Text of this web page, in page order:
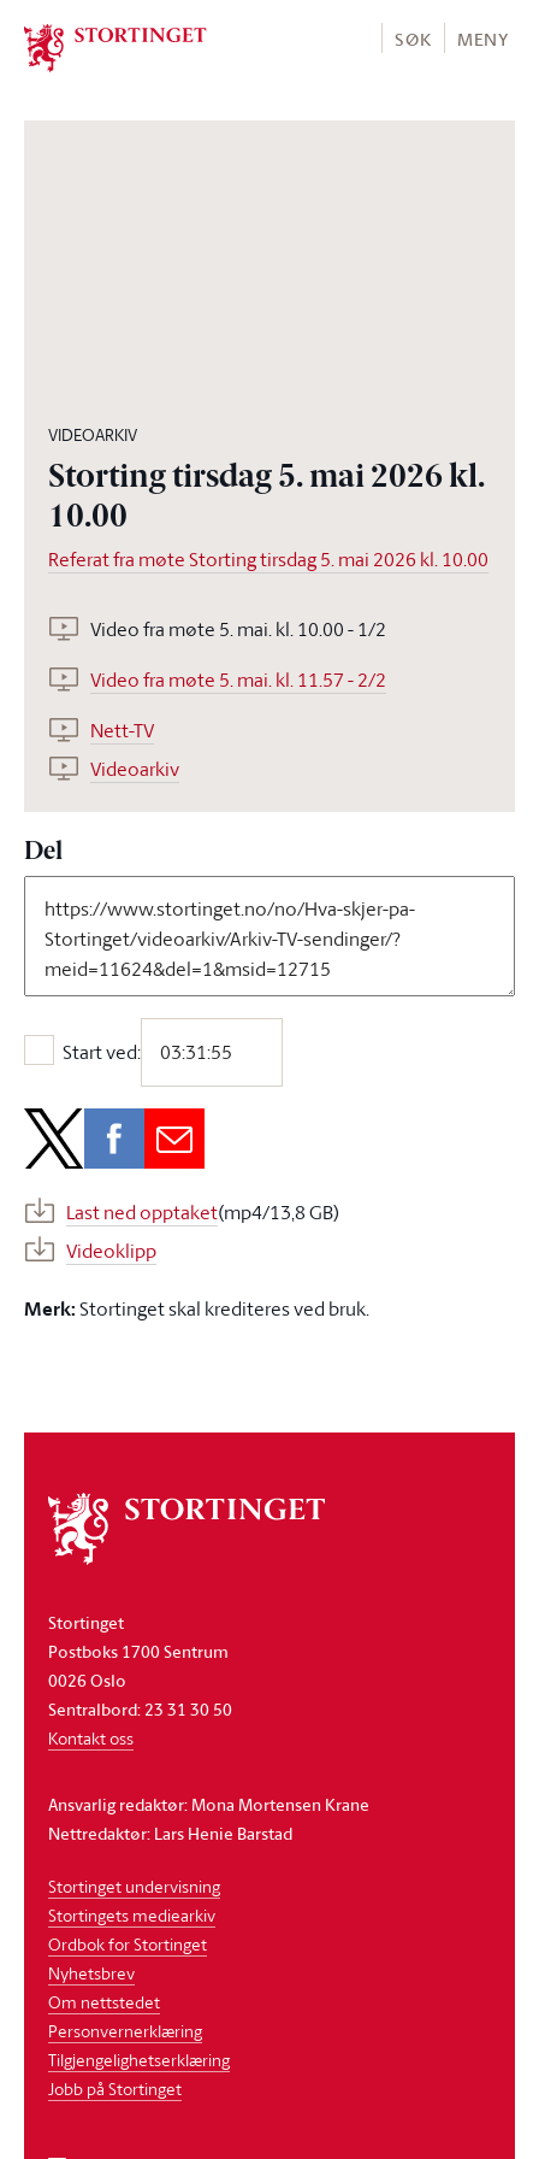
Stortinget.no
SØK MENY
VIDEOARKIV
Storting tirsdag 5. mai 2026 kl.
10.00
Referat fra møte Storting tirsdag 5. mai 2026 kl. 10.00
Video fra møte 5. mai. kl. 10.00 - 1/2
Video fra møte 5. mai. kl. 11.57 - 2/2
Nett-TV
Videoarkiv
Del
Start ved:
Start ved:
Last ned opptaket(mp4/13,8 GB)
Videoklipp
Merk:Stortinget skal krediteres ved bruk.
Om
stortinget
Stortinget
Postboks 1700 Sentrum
0026 Oslo
Sentralbord: 23 31 30 50
Kontakt oss
Ansvarlig redaktør: Mona Mortensen Krane
Nettredaktør: Lars Henie Barstad
Stortinget undervisning
Stortingets mediearkiv
Ordbok for Stortinget
Nyhetsbrev
Om nettstedet
Personvernerklæring
Tilgjengelighetserklæring
Jobb på Stortinget